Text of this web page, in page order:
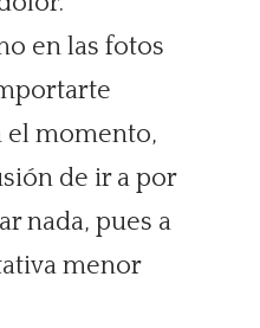
en las fotos
el momento,
de ir a por
nada, pues a
menor